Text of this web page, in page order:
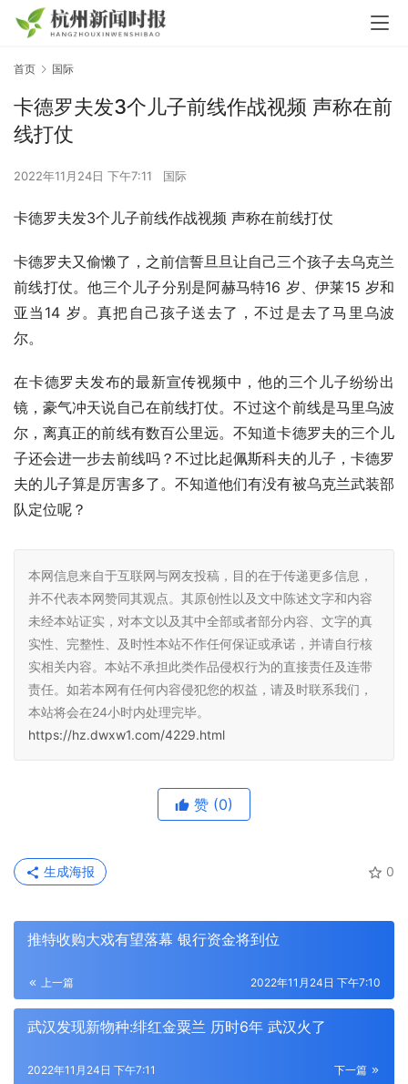
首页 国际
卡德罗夫发3个儿子前线作战视频 声称在前
线打仗
2022年11月24日 下午7:11 国际
卡德罗夫发3个儿子前线作战视频 声称在前线打仗
卡德罗夫又偷懒了，之前信誓旦旦让自己三个孩子去乌克兰
前线打仗。他三个儿子分别是阿赫马特16 岁、伊莱15 岁和
亚当14 岁。真把自己孩子送去了，不过是去了马里乌波
尔。
在卡德罗夫发布的最新宣传视频中，他的三个儿子纷纷出
镜，豪气冲天说自己在前线打仗。不过这个前线是马里乌波
尔，离真正的前线有数百公里远。不知道卡德罗夫的三个儿
子还会进一步去前线吗？不过比起佩斯科夫的儿子，卡德罗
夫的儿子算是厉害多了。不知道他们有没有被乌克兰武装部
队定位呢？
本网信息来自于互联网与网友投稿，目的在于传递更多信息，
并不代表本网赞同其观点。其原创性以及文中陈述文字和内容
未经本站证实，对本文以及其中全部或者部分内容、文字的真
实性、完整性、及时性本站不作任何保证或承诺，并请自行核
实相关内容。本站不承担此类作品侵权行为的直接责任及连带
责任。如若本网有任何内容侵犯您的权益，请及时联系我们，
本站将会在24小时内处理完毕。
https://hz.dwxw1.com/4229.html
赞 (0)
0
生成海报
推特收购大戏有望落幕 银行资金将到位
上一篇 2022年11月24日 下午7:10
武汉发现新物种:绯红金粟兰 历时6年 武汉火了
下一篇
2022年11月24日 下午7:11